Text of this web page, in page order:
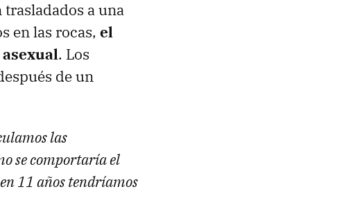
a una
en las rocas, el
. Los
de un
las
se comportaría el
11 años tendríamos